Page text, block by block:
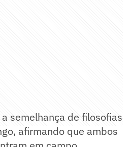
semelhança de filosofias
afirmando que ambos